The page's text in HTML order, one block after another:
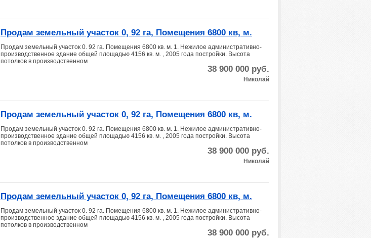
Продам земельный участок 0, 92 га, Помещения 6800 кв, м.
Продам земельный участок 0. 92 га. Помещения 6800 кв. м. 1. Нежилое административно-
производственное здание общей площадью 4156 кв. м. , 2005 года постройки. Высота
потолков в производственном
38 900 000 руб.
Николай
Продам земельный участок 0, 92 га, Помещения 6800 кв, м.
Продам земельный участок 0. 92 га. Помещения 6800 кв. м. 1. Нежилое административно-
производственное здание общей площадью 4156 кв. м. , 2005 года постройки. Высота
потолков в производственном
38 900 000 руб.
Николай
Продам земельный участок 0, 92 га, Помещения 6800 кв, м.
Продам земельный участок 0. 92 га. Помещения 6800 кв. м. 1. Нежилое административно-
производственное здание общей площадью 4156 кв. м. , 2005 года постройки. Высота
потолков в производственном
38 900 000 руб.